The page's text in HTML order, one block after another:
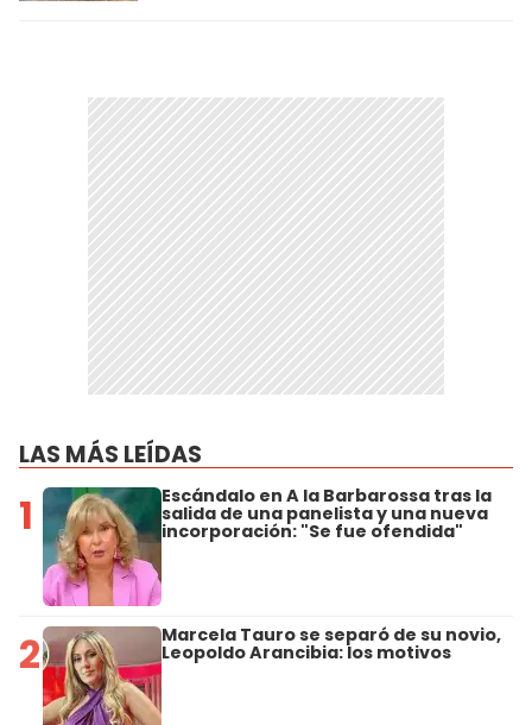
LAS MÁS LEÍDAS
1 Escándalo en A la Barbarossa tras la
salida de una panelista y una nueva
incorporación: "Se fue ofendida"
2 Marcela Tauro se separó de su novio,
Leopoldo Arancibia: los motivos